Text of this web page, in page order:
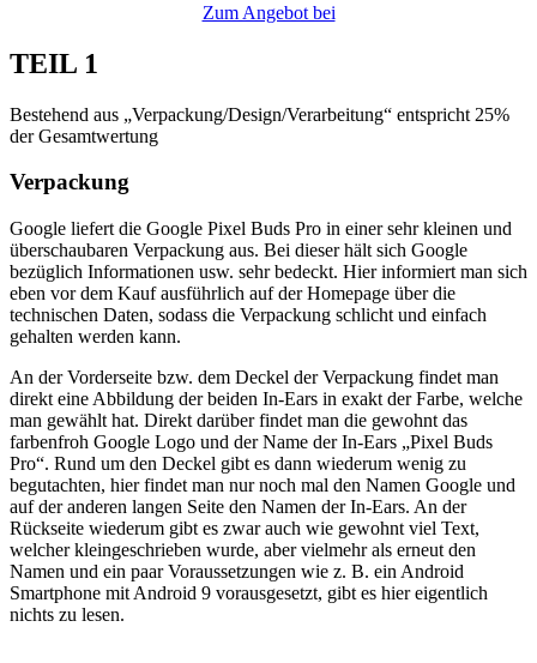
Zum Angebot bei
TEIL 1
Bestehend aus „Verpackung/Design/Verarbeitung“ entspricht 25%
der Gesamtwertung
Verpackung
Google liefert die Google Pixel Buds Pro in einer sehr kleinen und
überschaubaren Verpackung aus. Bei dieser hält sich Google
bezüglich Informationen usw. sehr bedeckt. Hier informiert man sich
eben vor dem Kauf ausführlich auf der Homepage über die
technischen Daten, sodass die Verpackung schlicht und einfach
gehalten werden kann.
An der Vorderseite bzw. dem Deckel der Verpackung findet man
direkt eine Abbildung der beiden In-Ears in exakt der Farbe, welche
man gewählt hat. Direkt darüber findet man die gewohnt das
farbenfroh Google Logo und der Name der In-Ears „Pixel Buds
Pro“. Rund um den Deckel gibt es dann wiederum wenig zu
begutachten, hier findet man nur noch mal den Namen Google und
auf der anderen langen Seite den Namen der In-Ears. An der
Rückseite wiederum gibt es zwar auch wie gewohnt viel Text,
welcher kleingeschrieben wurde, aber vielmehr als erneut den
Namen und ein paar Voraussetzungen wie z. B. ein Android
Smartphone mit Android 9 vorausgesetzt, gibt es hier eigentlich
nichts zu lesen.